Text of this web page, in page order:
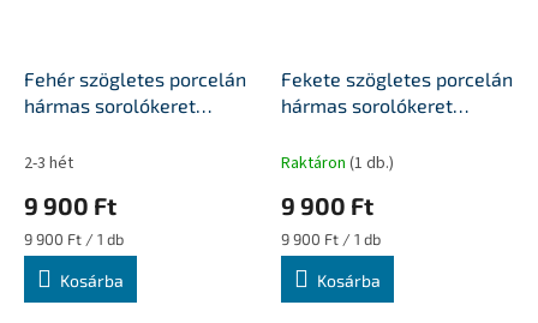
Fehér szögletes porcelán
hármas sorolókeret
porcelánszerelvényekhez
2-3 hét
9 900 Ft
Egységár:
9 900 Ft / 1 db
Kosárba
Fekete szögletes porcelán
hármas sorolókeret
porcelánszerelvényekhez
Raktáron (1 db.)
9 900 Ft
Egységár:
9 900 Ft / 1 db
Kosárba